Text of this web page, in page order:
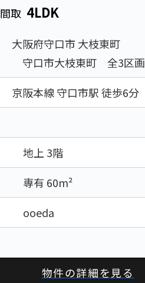
間取 4LDK
大阪府守口市 大枝東町
守口市大枝東町 全3区画
京阪本線 守口市駅 徒歩6分
地上 3階
専有 60m²
ooeda
物件の詳細を見る